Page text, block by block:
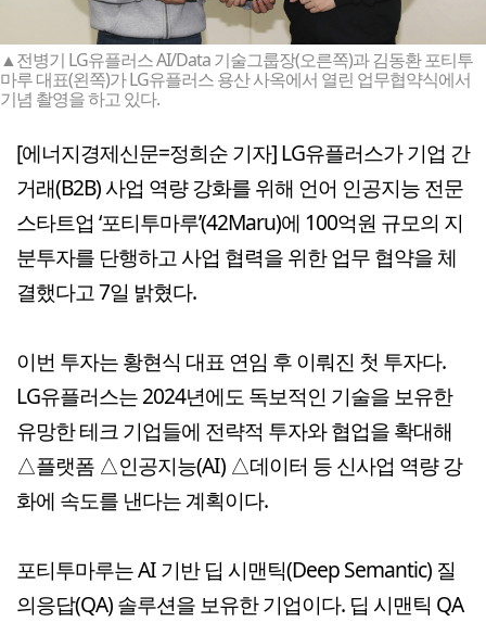
▲전병기 LG유플러스 AI/Data 기술그룹장(오른쪽)과 김동환 포티투
마루 대표(왼쪽)가 LG유플러스 용산 사옥에서 열린 업무협약식에서
기념 촬영을 하고 있다.
[에너지경제신문=정희순 기자] LG유플러스가 기업 간
거래(B2B) 사업 역량 강화를 위해 언어 인공지능 전문
스타트업 ‘포티투마루’(42Maru)에 100억원 규모의 지
분투자를 단행하고 사업 협력을 위한 업무 협약을 체
결했다고 7일 밝혔다.
이번 투자는 황현식 대표 연임 후 이뤄진 첫 투자다.
LG유플러스는 2024년에도 독보적인 기술을 보유한
유망한 테크 기업들에 전략적 투자와 협업을 확대해
△플랫폼 △인공지능(AI) △데이터 등 신사업 역량 강
화에 속도를 낸다는 계획이다.
포티투마루는 AI 기반 딥 시맨틱(Deep Semantic) 질
의응답(QA) 솔루션을 보유한 기업이다. 딥 시맨틱 QA